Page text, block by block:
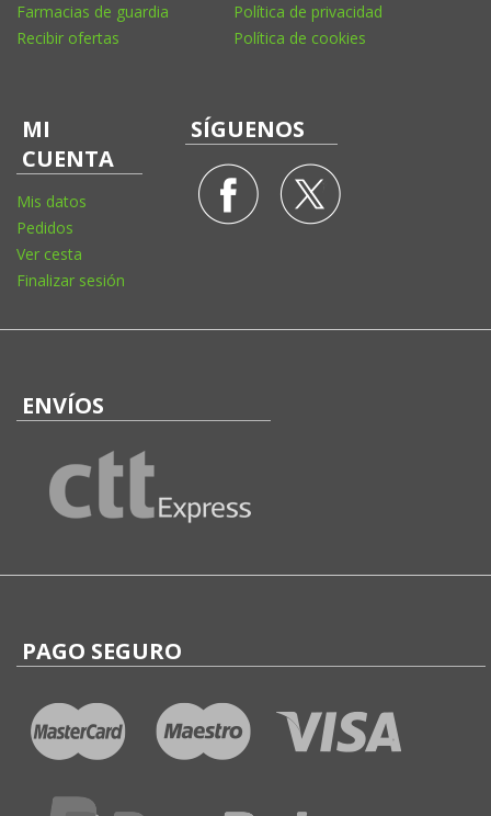
Farmacias de guardia
Recibir ofertas
Política de privacidad
Política de cookies
MI
CUENTA
Mis datos
Pedidos
Ver cesta
Finalizar sesión
SÍGUENOS
ENVÍOS
PAGO SEGURO